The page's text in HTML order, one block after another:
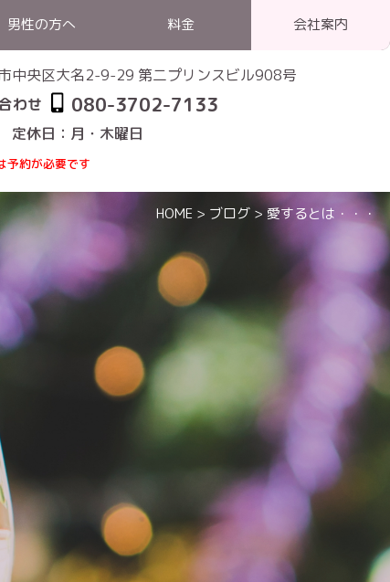
男性の方へ 料金 会社案内
中央区大名2-9-29 第二プリンスビル908号
わせ
080-3702-7133
休日：月・木曜日
予約が必要です
HOME > ブログ > 愛するとは・・・